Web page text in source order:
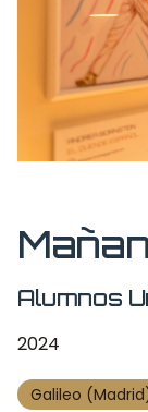
Alumnos
2024
Galileo